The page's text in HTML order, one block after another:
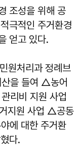
조성을 위해 공
극적인 주거환경
얻고 있다.
원처리과 정례브
을 들여 △농어
리비 지원 사업
지원 사업 △공동
에 대한 주거환
다.